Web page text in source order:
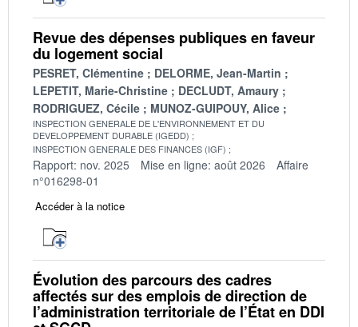
Revue des dépenses publiques en faveur
du logement social
PESRET, Clémentine
DELORME, Jean-Martin
LEPETIT, Marie-Christine
DECLUDT, Amaury
RODRIGUEZ, Cécile
MUNOZ-GUIPOUY, Alice
INSPECTION GENERALE DE L'ENVIRONNEMENT ET DU
DEVELOPPEMENT DURABLE (IGEDD)
INSPECTION GENERALE DES FINANCES (IGF)
Rapport: nov. 2025 Mise en ligne: août 2026
Affaire
n°016298-01
Accéder à la notice
Évolution des parcours des cadres
affectés sur des emplois de direction de
l’administration territoriale de l’État en DDI